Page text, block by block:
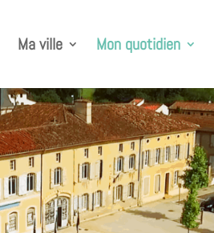
Ma ville Mon quotidien